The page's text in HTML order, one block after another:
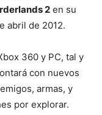
2 en su
abril de 2012.
360 y PC, tal y
con nuevos
armas, y
por explorar.